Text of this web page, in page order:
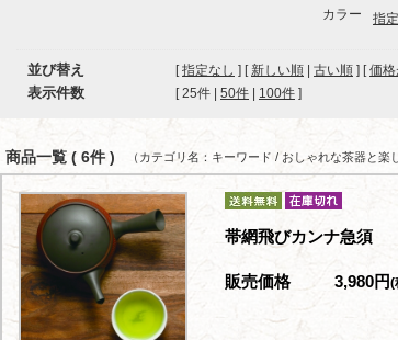
カラー 指
並び替え [指定なし ] [ 新しい順 古い順 ] [価
表示件数 [ 25件 50件 100件 ]
商品一覧 ( 6件 ) （カテゴリ名：キーワード / おしゃれな茶器と楽
帯網飛びカンナ急須
販売価格 3,980円(